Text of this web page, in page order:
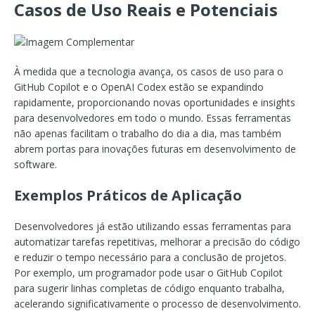
Casos de Uso Reais e Potenciais
À medida que a tecnologia avança, os casos de uso para o
GitHub Copilot e o OpenAI Codex estão se expandindo
rapidamente, proporcionando novas oportunidades e insights
para desenvolvedores em todo o mundo. Essas ferramentas
não apenas facilitam o trabalho do dia a dia, mas também
abrem portas para inovações futuras em desenvolvimento de
software.
Exemplos Práticos de Aplicação
Desenvolvedores já estão utilizando essas ferramentas para
automatizar tarefas repetitivas, melhorar a precisão do código
e reduzir o tempo necessário para a conclusão de projetos.
Por exemplo, um programador pode usar o GitHub Copilot
para sugerir linhas completas de código enquanto trabalha,
acelerando significativamente o processo de desenvolvimento.